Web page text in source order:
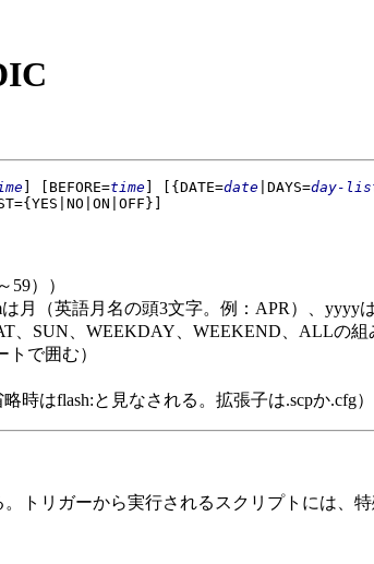
[BEFORE=time [{DATE=date |DAYS=day-
59））
月（英語月名の頭3文字。例：APR）、yyyy
、SUN、WEEKDAY、WEEKEND、ALLの組
で囲む）
時はflash:と見なされる。拡張子は.scpか.cfg）
トリガーから実行されるスクリプトには、